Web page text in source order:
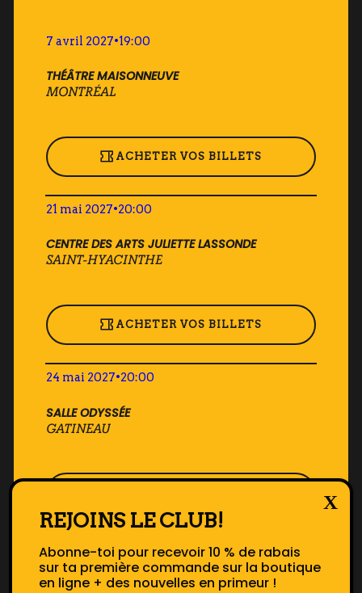
7 avril 2027•19:00
THÉÂTRE MAISONNEUVE
MONTRÉAL
ACHETER VOS BILLETS
21 mai 2027•20:00
CENTRE DES ARTS JULIETTE LASSONDE
SAINT-HYACINTHE
ACHETER VOS BILLETS
24 mai 2027•20:00
SALLE ODYSSÉE
GATINEAU
25 mai 2027
SALLE ODYSSÉE
REJOINS LE CLUB!
Abonne-toi pour recevoir 10 % de rabais
sur ta première commande sur la boutique
en ligne + des nouvelles en primeur !